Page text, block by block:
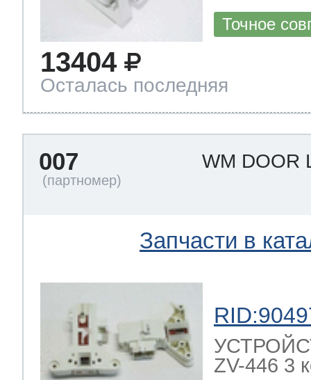
Точное
13404
Осталась последняя
007 WM DOOR
Запчасти в
ZV-446 3